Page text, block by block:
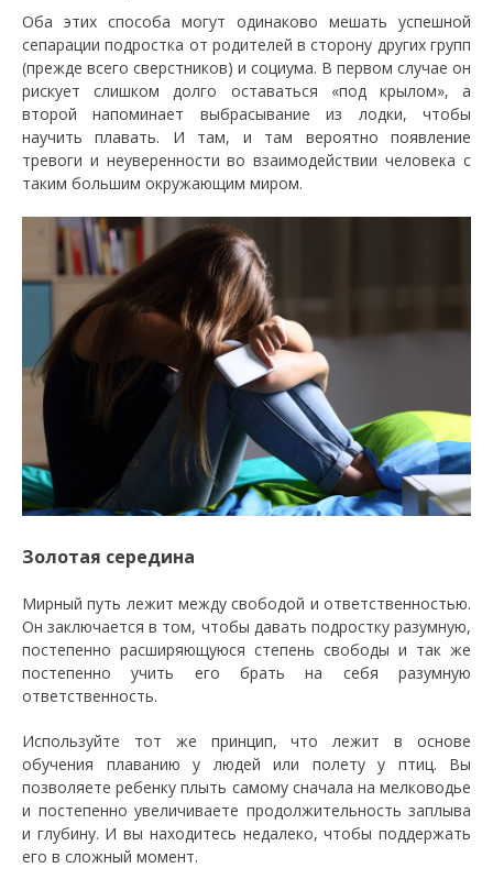
Оба этих способа могут одинаково мешать успешной
сепарации подростка от родителей в сторону других групп
(прежде всего сверстников) и социума. В первом случае он
рискует слишком долго оставаться «под крылом», а
второй напоминает выбрасывание из лодки, чтобы
научить плавать. И там, и там вероятно появление
тревоги и неуверенности во взаимодействии человека с
таким большим окружающим миром.
Золотая середина
Мирный путь лежит между свободой и ответственностью.
Он заключается в том, чтобы давать подростку разумную,
постепенно расширяющуюся степень свободы и так же
постепенно учить его брать на себя разумную
ответственность.
Используйте тот же принцип, что лежит в основе
обучения плаванию у людей или полету у птиц. Вы
позволяете ребенку плыть самому сначала на мелководье
и постепенно увеличиваете продолжительность заплыва
и глубину. И вы находитесь недалеко, чтобы поддержать
его в сложный момент.